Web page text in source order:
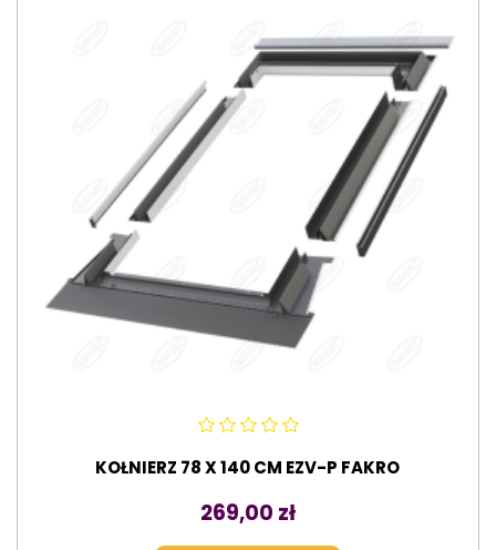
KOŁNIERZ 78 X 140 CM EZV-P FAKRO
Cena
269,00 zł